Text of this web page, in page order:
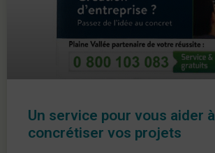
Un service pour vous aider à
concrétiser vos projets